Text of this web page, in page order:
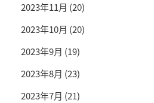
2023年11月 (20)
2023年10月 (20)
2023年9月 (19)
2023年8月 (23)
2023年7月 (21)